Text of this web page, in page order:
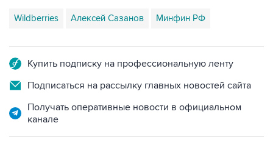
Wildberries Алексей Сазанов Минфин РФ
Купить подписку на профессиональную ленту
Подписаться на рассылку главных новостей сайта
Получать оперативные новости в официальном
канале